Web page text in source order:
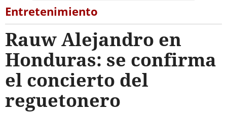
Entretenimiento
Rauw Alejandro en
Honduras: se confirma
el concierto del
reguetonero